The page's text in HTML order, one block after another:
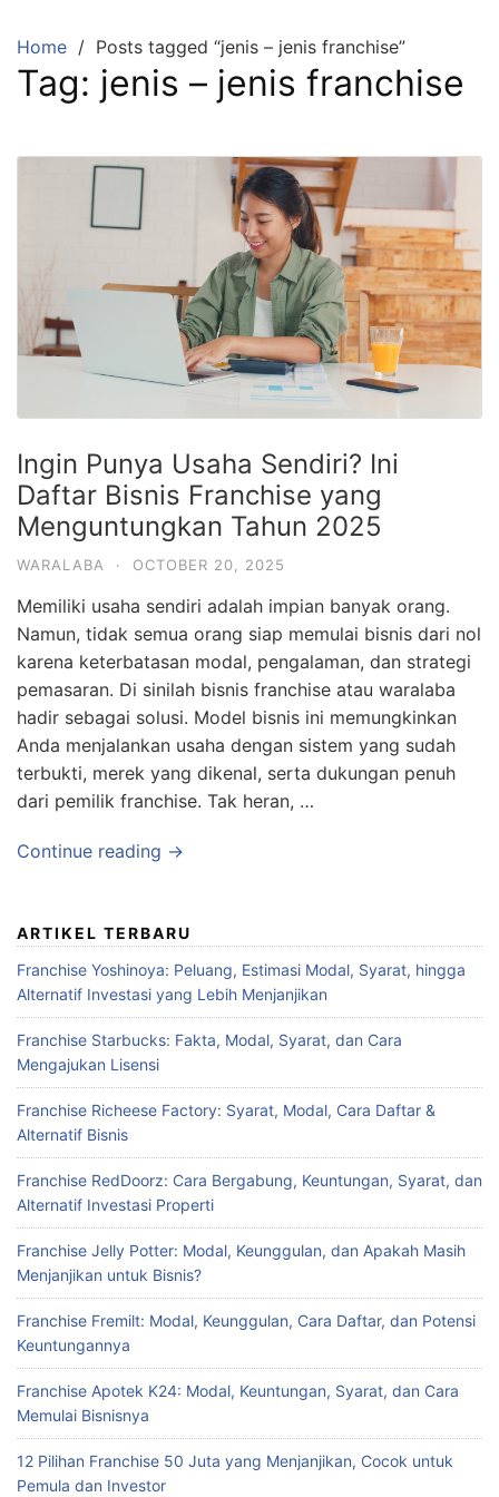
content
Home Posts tagged “jenis – jenis franchise”
Tag: jenis – jenis franchise
Ingin Punya Usaha Sendiri? Ini
Daftar Bisnis Franchise yang
Menguntungkan Tahun 2025
WARALABA · OCTOBER 20, 2025
Memiliki usaha sendiri adalah impian banyak orang.
Namun, tidak semua orang siap memulai bisnis dari nol
karena keterbatasan modal, pengalaman, dan strategi
pemasaran. Di sinilah bisnis franchise atau waralaba
hadir sebagai solusi. Model bisnis ini memungkinkan
Anda menjalankan usaha dengan sistem yang sudah
terbukti, merek yang dikenal, serta dukungan penuh
dari pemilik franchise. Tak heran, …
Continue reading →
ARTIKEL TERBARU
Franchise Yoshinoya: Peluang, Estimasi Modal, Syarat, hingga
Alternatif Investasi yang Lebih Menjanjikan
Franchise Starbucks: Fakta, Modal, Syarat, dan Cara
Mengajukan Lisensi
Franchise Richeese Factory: Syarat, Modal, Cara Daftar &
Alternatif Bisnis
Franchise RedDoorz: Cara Bergabung, Keuntungan, Syarat, dan
Alternatif Investasi Properti
Franchise Jelly Potter: Modal, Keunggulan, dan Apakah Masih
Menjanjikan untuk Bisnis?
Franchise Fremilt: Modal, Keunggulan, Cara Daftar, dan Potensi
Keuntungannya
Franchise Apotek K24: Modal, Keuntungan, Syarat, dan Cara
Memulai Bisnisnya
12 Pilihan Franchise 50 Juta yang Menjanjikan, Cocok untuk
Pemula dan Investor